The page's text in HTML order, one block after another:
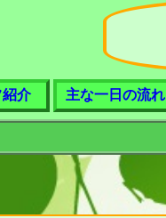
紹介 主な一日の流れ